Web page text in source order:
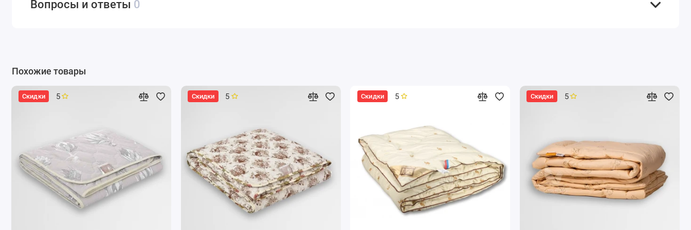
Вопросы и ответы 0
Похожие товары
Скидки 5 Скидки 5 Скидки 5 Скидки 5